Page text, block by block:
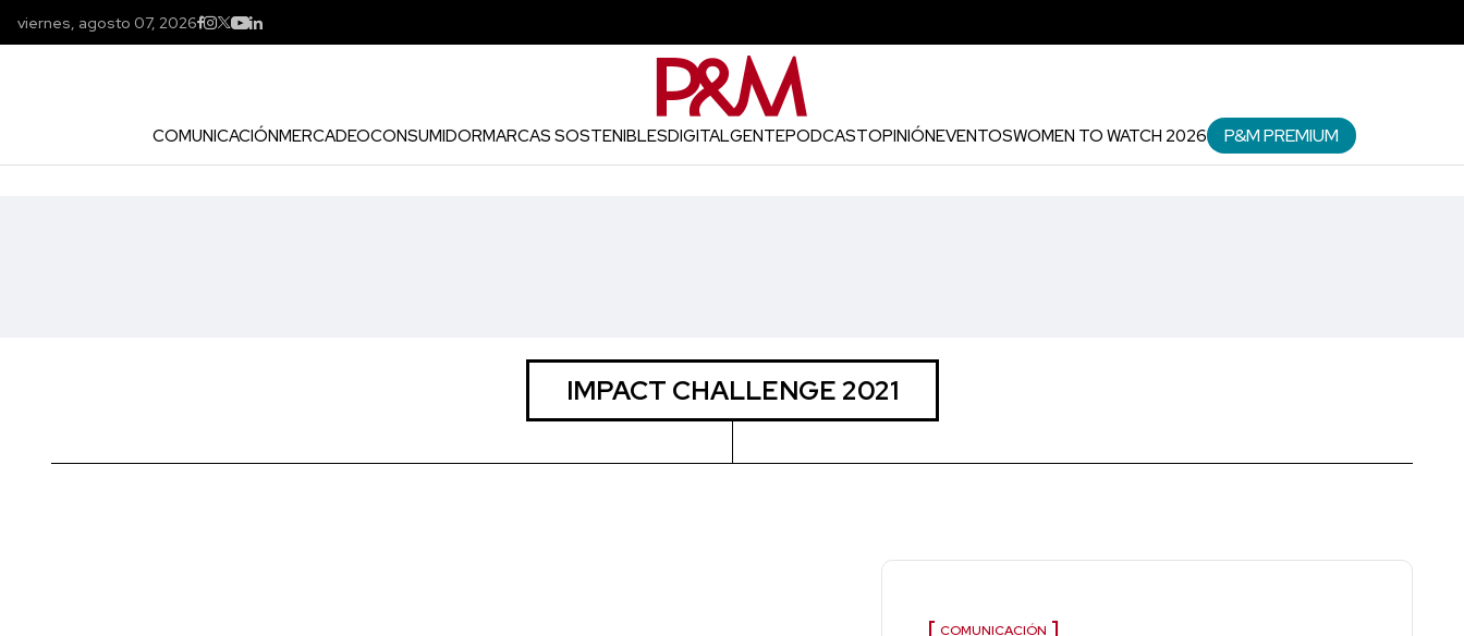
viernes, agosto 07, 2026
COMUNICACIÓNMERCADEOCONSUMIDORMARCAS SOSTENIBLESDIGITALGENTEPODCASTOPINIÓNEVENTOSWOMEN TO WATCH 2026 P&M PREMIUM
IMPACT CHALLENGE 2021
COMUNICACIÓN